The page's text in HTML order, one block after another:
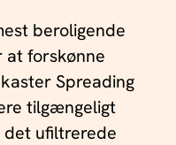
beroligende
forskønne
kaster Spreading
tilgængeligt
det ufiltrerede